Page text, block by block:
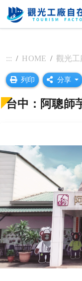
到
主
區
::: HOME 觀光工
列印 分享
台中：阿聰師